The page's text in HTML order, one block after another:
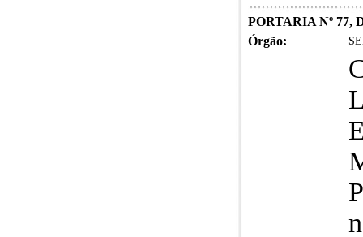
PORTARIA Nº 77,
Órgão: